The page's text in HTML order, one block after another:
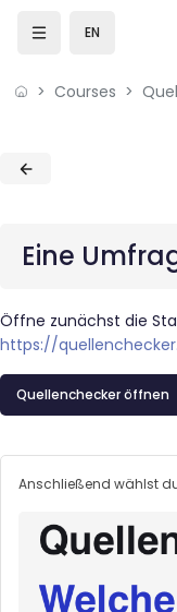
Skip to sidebar
Skip to mobile
EN
Courses
Blocks
Blocks
Eine
Öffne zunächst die
https://
Quellenchecker öffnen
Anschließend wählst